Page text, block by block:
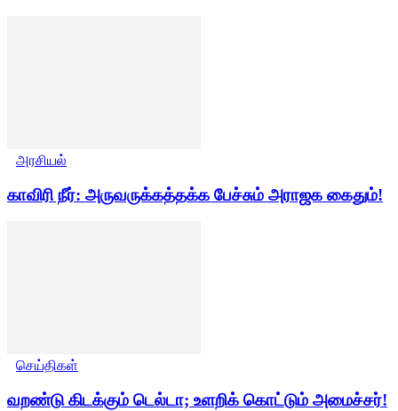
அரசியல்
காவிரி நீர்: அருவருக்கத்தக்க பேச்சும் அராஜக கைதும்!
செய்திகள்
வறண்டு கிடக்கும் டெல்டா; உளறிக் கொட்டும் அமைச்சர்!